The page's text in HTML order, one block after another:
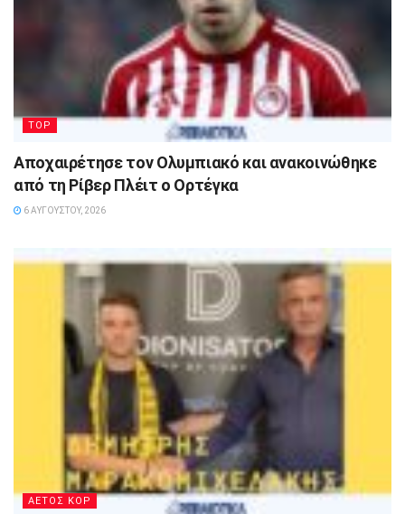
TOP
Αποχαιρέτησε τον Ολυμπιακό και ανακοινώθηκε
από τη Ρίβερ Πλέιτ ο Ορτέγκα
6 ΑΥΓΟΎΣΤΟΥ, 2026
ΑΕΤΟΣ ΚΟΡ